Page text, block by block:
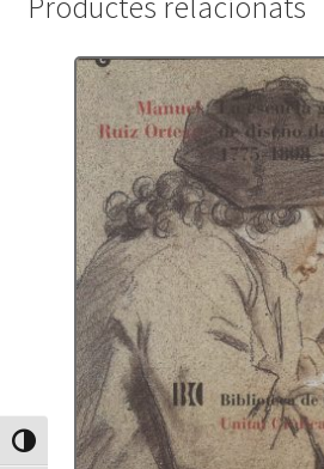
Canvia Alt Contrast